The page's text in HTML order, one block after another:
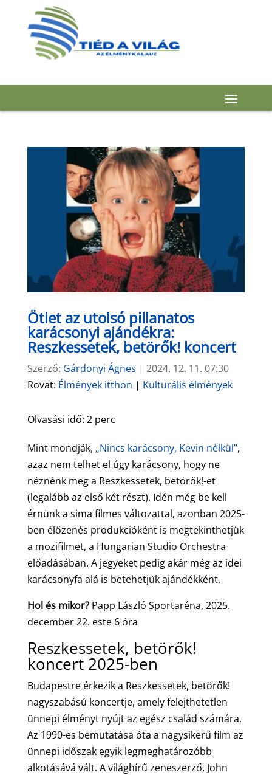
Ötlet az utolsó pillanatos
karácsonyi ajándékra:
Reszkessetek, betörők! koncert
Szerző: Gárdonyi Ágnes | 2024. 12. 11. 07:30
Rovat: Élmények itthon | Kulturális élmények
Olvasási idő: 2 perc
Mint mondják, „Nincs karácsony, Kevin nélkül”,
azaz nem telhet el úgy karácsony, hogy ne
néznénk meg a Reszkessetek, betörők!-et
(legalább az első két részt). Idén még be kell
érnünk a sima filmes változattal, azonban 2025-
ben élőzenés produkcióként is megtekinthetjük
a mozifilmet, a Hungarian Studio Orchestra
előadásában. A jegyeket pedig akár még az idei
karácsonyfa alá is betehetjük ajándékként.
Hol és mikor?Papp László Sportaréna, 2025.
december 22. este 6 óra
Reszkessetek, betörők!
koncert 2025-ben
Budapestre érkezik a Reszkessetek, betörők!
nagyszabású koncertje, amely felejthetetlen
ünnepi élményt nyújt az egész család számára.
Az 1990-es bemutatása óta a nagysikerű film az
ünnepi időszak egyik legmeghatározóbb
alkotásává vált. A világhírű zeneszerző, John